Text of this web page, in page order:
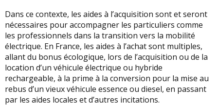
Dans ce contexte, les aides à l’acquisition sont et seront
nécessaires pour accompagner les particuliers comme
les professionnels dans la transition vers la mobilité
électrique. En France, les aides à l’achat sont multiples,
allant du bonus écologique, lors de l’acquisition ou de la
location d’un véhicule électrique ou hybride
rechargeable, à la prime à la conversion pour la mise au
rebus d’un vieux véhicule essence ou diesel, en passant
par les aides locales et d’autres incitations.